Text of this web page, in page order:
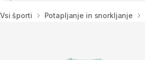
Domov
Vsi športi Potapljanje in snorkljanje